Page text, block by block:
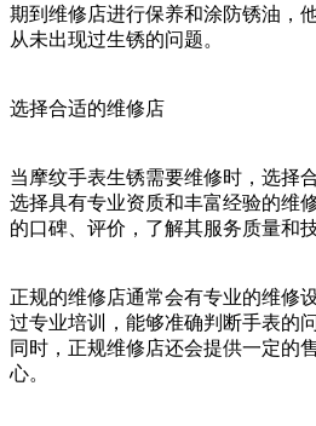
期到维修店进行保养和涂防锈油，
从未出现过生锈的问题。
选择合适的维修店
当摩纹手表生锈需要维修时，选择
选择具有专业资质和丰富经验的维
的口碑、评价，了解其服务质量和
正规的维修店通常会有专业的维修
过专业培训，能够准确判断手表的
同时，正规维修店还会提供一定的
心。